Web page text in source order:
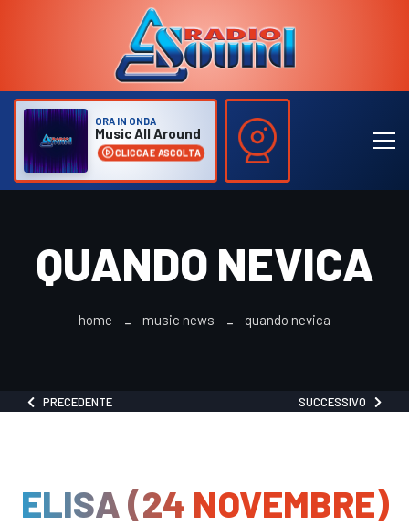
ORA IN ONDA
Music All Around
CLICCA E ASCOLTA
QUANDO NEVICA
home music news quando nevica
PRECEDENTE SUCCESSIVO
ELISA (24 NOVEMBRE)